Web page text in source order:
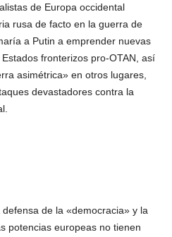
de Europa occidental
rusa de facto en la guerra de
a Putin a emprender nuevas
fronterizos pro-OTAN, así
asimétrica» en otros lugares,
devastadores contra la
de la «democracia» y la
potencias europeas no tienen